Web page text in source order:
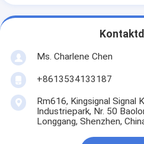
Ms. Charlene Chen
+8613534133187
Rm616, Kingsignal Signal
Industriepark, Nr. 50
Longgang, Shenzhen,